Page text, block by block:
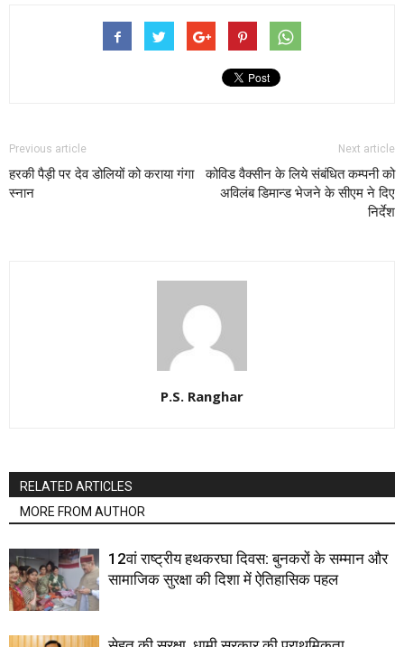
Previous article
हरकी पैड़ी पर देव डोलियों को कराया गंगा
स्नान
Next article
कोविड वैक्सीन के लिये संबंधित कम्पनी को
अविलंब डिमान्ड भेजने के सीएम ने दिए
निर्देश
P.S. Ranghar
RELATED ARTICLES
MORE FROM AUTHOR
12वां राष्ट्रीय हथकरघा दिवस: बुनकरों के सम्मान और
सामाजिक सुरक्षा की दिशा में ऐतिहासिक पहल